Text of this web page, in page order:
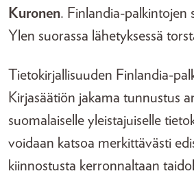
Kuronen. Finlandia-palkintojen
Ylen suorassa lähetyksessä
Tietokirjallisuuden Finlandia-
Kirjasäätiön jakama tunnustus
suomalaiselle yleistajuiselle
voidaan katsoa merkittävästi
kiinnostusta kerronnaltaan